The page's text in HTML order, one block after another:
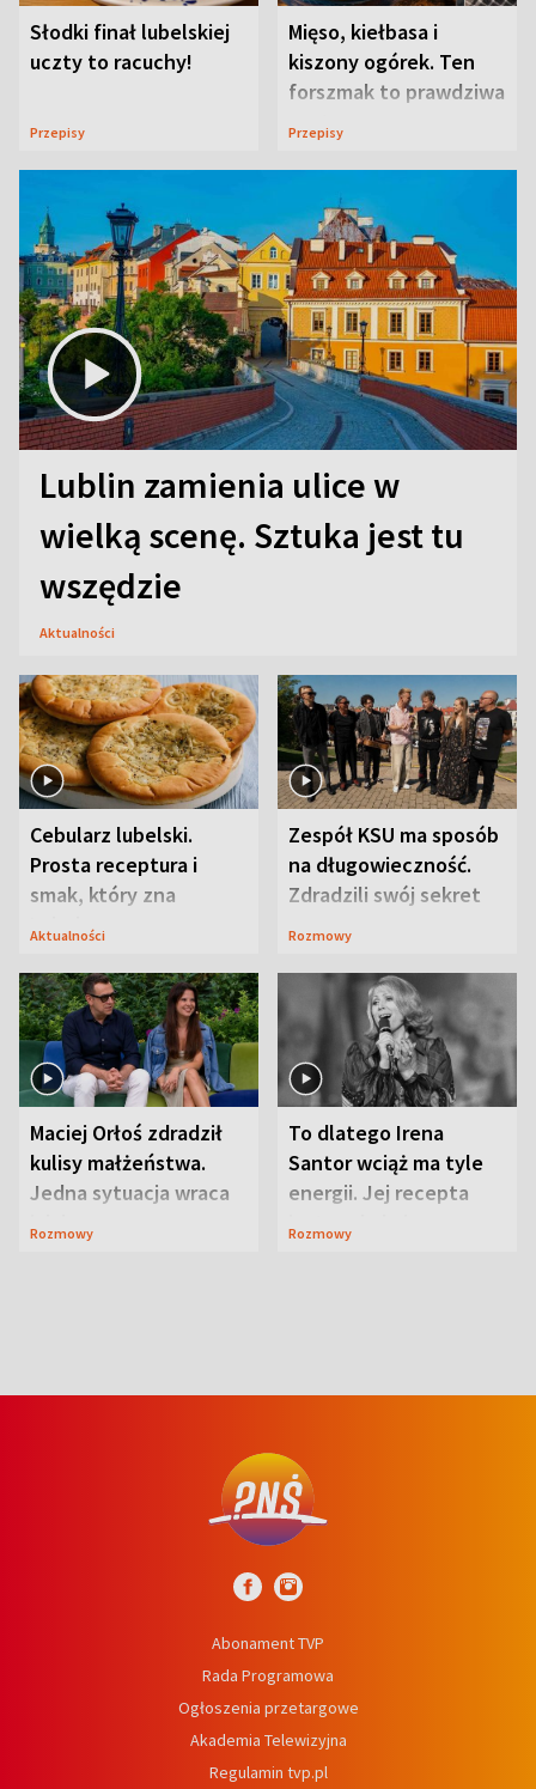
Słodki finał lubelskiej
uczty to racuchy!
Przepisy
Mięso, kiełbasa i
kiszony ogórek. Ten
forszmak to prawdziwa
uczta
Przepisy
Lublin zamienia ulice w
wielką scenę. Sztuka jest tu
wszędzie
Aktualności
Cebularz lubelski.
Prosta receptura i
smak, który zna
Lubelszczyzna
Aktualności
Zespół KSU ma sposób
na długowieczność.
Zdradzili swój sekret
Rozmowy
Maciej Orłoś zdradził
kulisy małżeństwa.
Jedna sytuacja wraca
jak bumerang
Rozmowy
To dlatego Irena
Santor wciąż ma tyle
energii. Jej recepta
jest zaskakująco
Rozmowy
Abonament TVP
Rada Programowa
Ogłoszenia przetargowe
Akademia Telewizyjna
Regulamin tvp.pl